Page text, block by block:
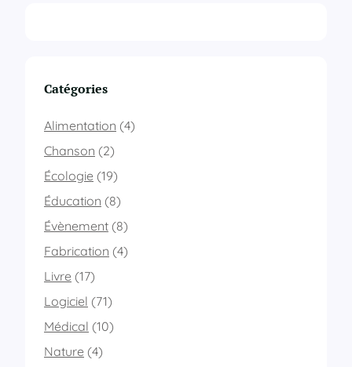
Catégories
Alimentation (4)
Chanson (2)
Écologie (19)
Éducation (8)
Évènement (8)
Fabrication (4)
Livre (17)
Logiciel (71)
Médical (10)
Nature (4)